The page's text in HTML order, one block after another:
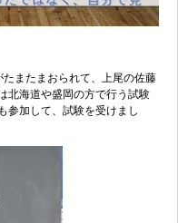
またまおられて、上尾の佐藤
北海道や盛岡の方で行う試験
参加して、試験を受けまし